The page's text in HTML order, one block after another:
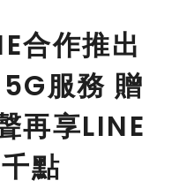
合作推出
服務 贈
再享LINE
點